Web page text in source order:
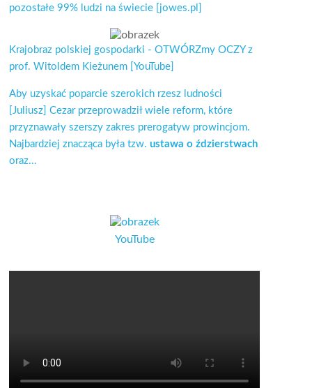
pozostałe 99% ludzi na świecie [jowes.pl]
Krajobraz polskiej gospodarki - OTWÓRZmy OCZY z
prof. Witoldem Kieżunem [YouTube]
Aby uzyskać poparcie szerokich rzesz ludności
[Juliusz] Cezar przeprowadził wiele reform, które
przyznawały szerszy zakres prerogatyw prowincjom.
Najbardziej znacząca była tzw.ustawa o ździerstwach
oraz...
YouTube